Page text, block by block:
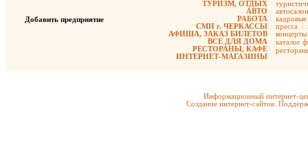
Добавить предприятие
ТУРИЗМ, ОТДЫХ
АВТО
РАБОТА
СМИ г. ЧЕРКАССЫ
АФИША, ЗАКАЗ БИЛЕТОВ
ВСЕ ДЛЯ ДОМА
РЕСТОРАНЫ, КАФЕ
ИНТЕРНЕТ-МАГАЗИНЫ
кадровые
пресса |
концерты
каталог
Информационный интернет-
Создание интернет-сайтов.